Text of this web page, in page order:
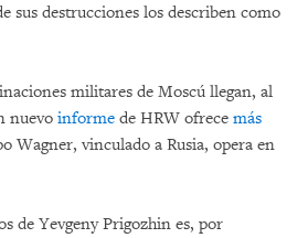
sus destrucciones los describen como
militares de Moscú llegan, al
nuevo informe de HRW ofrece más
Wagner, vinculado a Rusia, opera en
de Yevgeny Prigozhin es, por